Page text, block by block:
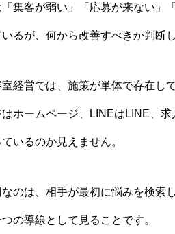
「集客が弱い」「応募が来ない」
いるが、何から改善すべきか判断
室経営では、施策が単体で存在し
はホームページ、LINEはLINE、
ているのか見えません。
なのは、相手が最初に悩みを検索
つの導線として見ることです。